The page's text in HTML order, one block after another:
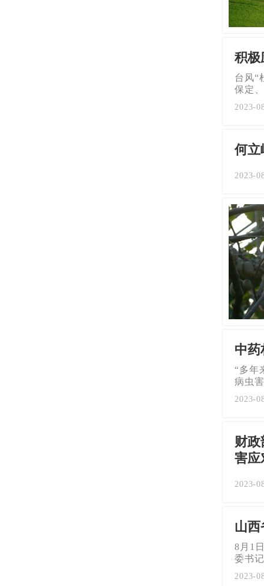
积极
台风“
保定
2023-
何立
2023-
中药
“多年
病虫
2023-
财
害应
2023-
山
8月1
委书
2023-